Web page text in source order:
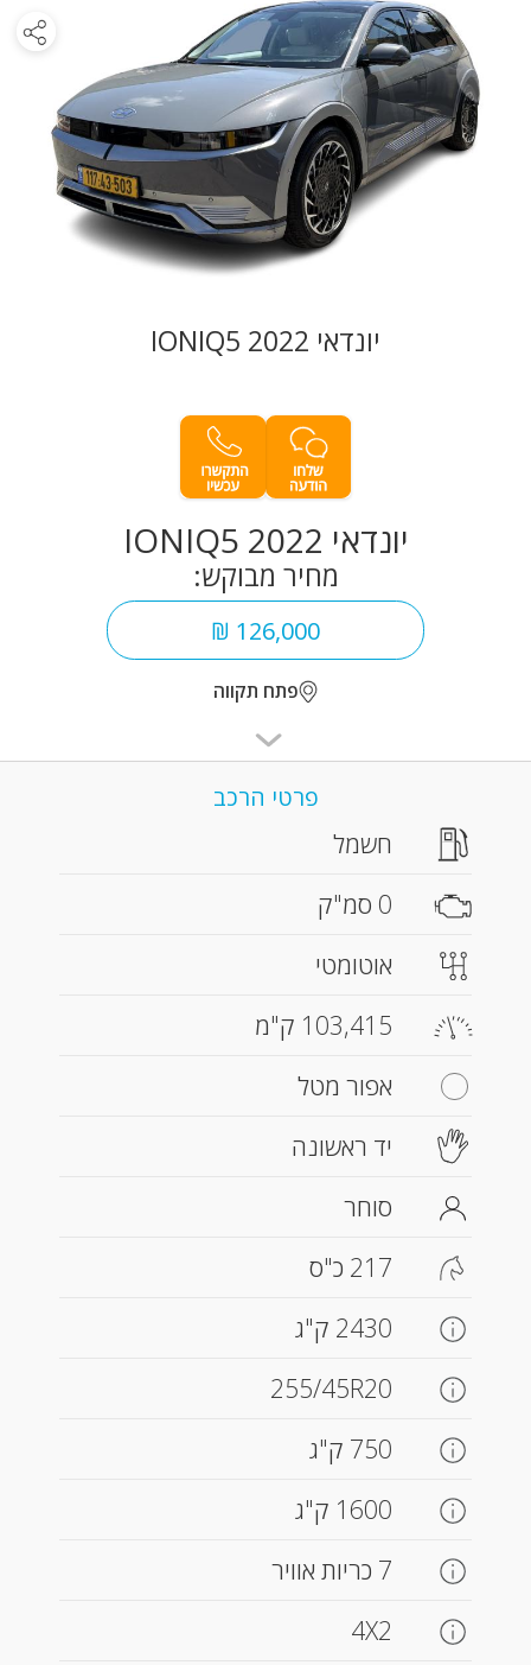
יונדאי IONIQ5 2022
יונדאי IONIQ5 2022
מחיר מבוקש:
126,000 ₪
פתח תקווה
פרטי הרכב
חשמל
0 סמ"ק
אוטומטי
103,415 ק"מ
אפור מטל
יד ראשונה
סוחר
217 כ"ס
2430 ק"ג
255/45R20
750 ק"ג
1600 ק"ג
7 כריות אוויר
4X2